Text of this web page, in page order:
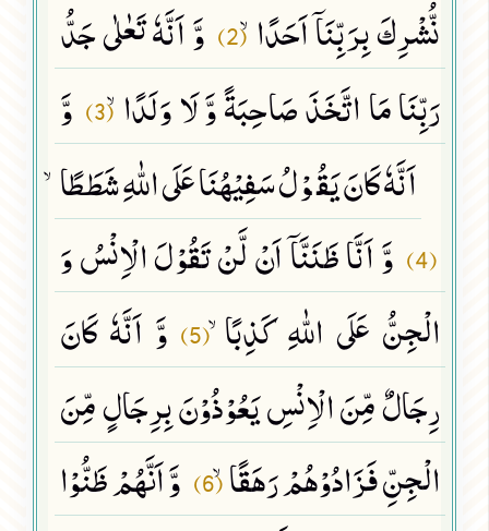
نُّشْرِكَ بِرَبِّنَاۤ اَحَدًاۙ (2)
وَّ اَنَّهٗ تَعٰلٰى جَدُّ
رَبِّنَا مَا اتَّخَذَ صَاحِبَةً وَّ لَا وَلَدًاۙ (3)
وَّ
اَنَّهٗ كَانَ یَقُوْلُ سَفِیْهُنَا عَلَى اللّٰهِ شَطَطًاۙ
(4)
وَّ اَنَّا ظَنَنَّاۤ اَنْ لَّنْ تَقُوْلَ الْاِنْسُ وَ
الْجِنُّ عَلَى اللّٰهِ كَذِبًاۙ(5)
وَّ اَنَّهٗ كَانَ
رِجَالٌ مِّنَ الْاِنْسِ یَعُوْذُوْنَ بِرِجَالٍ مِّنَ
الْجِنِّ فَزَادُوْهُمْ رَهَقًاۙ(6)
وَّ اَنَّهُمْ ظَنُّوْا